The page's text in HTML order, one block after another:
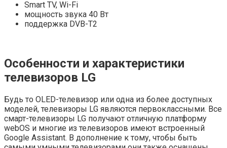
Smart TV, Wi-Fi
мощность звука 40 Вт
поддержка DVB-T2
Особенности и характеристики
телевизоров LG
Будь то OLED-телевизор или одна из более доступных
моделей, телевизоры LG являются первоклассными. Все
смарт-телевизоры LG получают отличную платформу
webOS и многие из телевизоров имеют встроенный
Google Assistant. В дополнение к тому, чтобы быть